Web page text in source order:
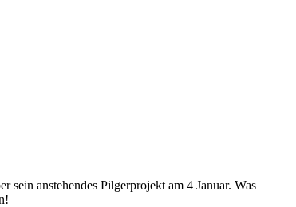
anstehendes Pilgerprojekt am 4 Januar. Was